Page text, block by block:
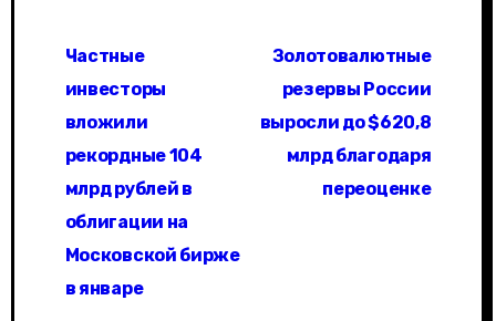
Частные
инвесторы
вложили
рекордные 104
млрд рублей в
облигации на
Московской бирже
в январе
Золотовалютные
резервы России
выросли до $620,8
млрд благодаря
переоценке